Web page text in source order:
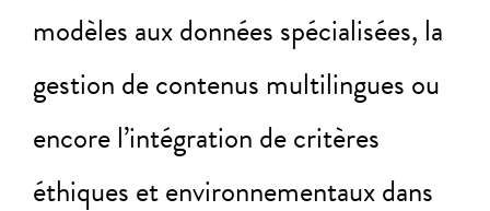
modèles aux données spécialisées, la
gestion de contenus multilingues ou
encore l’intégration de critères
éthiques et environnementaux dans